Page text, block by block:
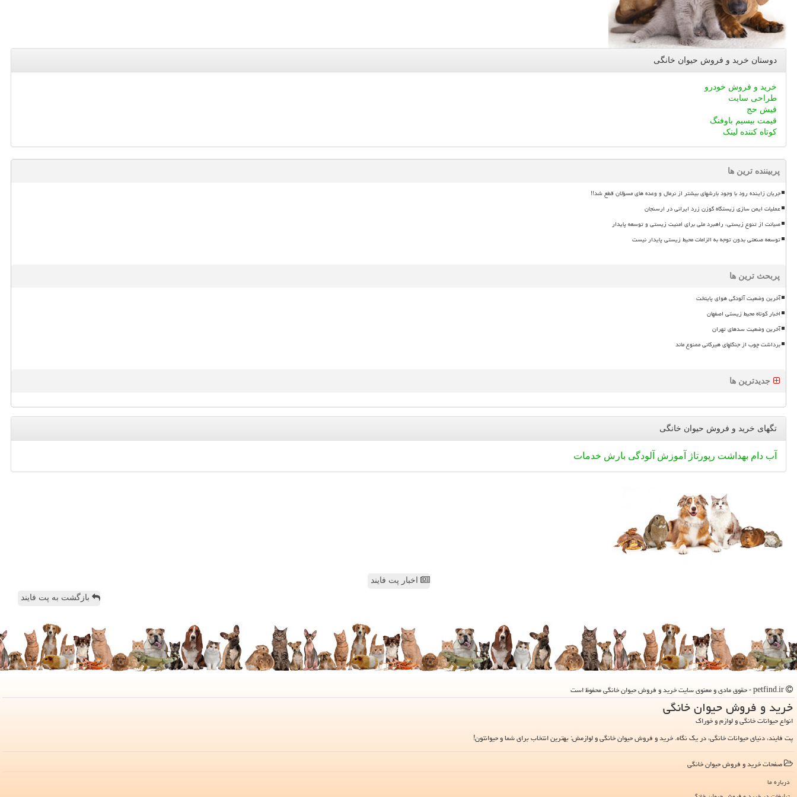
دوستان خرید و فروش حیوان خانگی
خرید و فروش خودرو
طراحی سایت
فیش حج
قیمت بیسیم باوفنگ
کوتاه کننده لینک
پربیننده ترین ها
جریان زاینده رود با وجود بارشهای بیشتر از نرمال و وعده های مسؤلان قطع شد!!
عملیات ایمن سازی زیستگاه گوزن زرد ایرانی در ارسنجان
صیانت از تنوع زیستی، راهبرد ملی برای امنیت زیستی و توسعه پایدار
توسعه صنعتی بدون توجه به الزامات محیط زیستی پایدار نیست
پربحث ترین ها
آخرین وضعیت آلودگی هوای پایتخت
اخبار کوتاه محیط زیستی اصفهان
آخرین وضعیت سدهای تهران
برداشت چوب از جنگلهای هیرکانی ممنوع ماند
جدیدترین ها
تگهای خرید و فروش حیوان خانگی
آب دام بهداشت رپورتاژ آموزش آلودگی بارش خدمات
اخبار پت فایند
بازگشت به پت فایند
خرید و فروش حیوان خانگی
انواع حیوانات خانگی و لوازم و خوراک
پت فایند، دنیای حیوانات خانگی، در یک نگاه. خرید و فروش حیوان خانگی و لوازمش: بهترین انتخاب برای شما و حیوانتون!
صفحات خرید و فروش حیوان خانگی
درباره ما